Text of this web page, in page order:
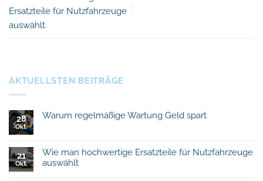
Ersatzteile für Nutzfahrzeuge
auswählt
AKTUELLSTEN BEITRÄGE
28
Okt.
Warum regelmäßige Wartung Geld spart
Warum
regelmäßige
Wartung
21
Okt.
Wie man hochwertige Ersatzteile für Nutzfahrzeuge
auswählt